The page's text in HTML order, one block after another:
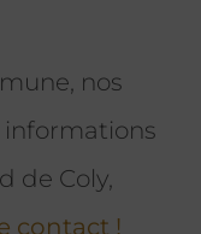
nos
informations
de Coly,
contact !